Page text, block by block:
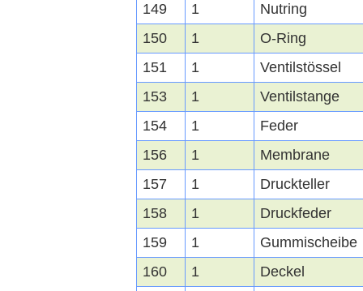
149
1
Nutring
150
1
O-Ring
151
1
Ventilstössel
153
1
Ventilstange
154
1
Feder
156
1
Membrane
157
1
Druckteller
158
1
Druckfeder
159
1
Gummischeibe
160
1
Deckel